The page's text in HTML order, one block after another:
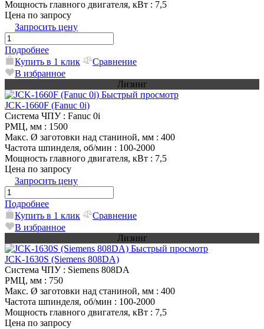
Мощность главного двигателя, кВт : 7,5
Цена по запросу
Запросить цену
Подробнее
Купить в 1 клик
Сравнение
В избранное
Лизинг
Быстрый просмотр
JCK-1660F (Fanuc 0i)
Система ЧПУ: Fanuc 0i
РМЦ, мм : 1500
Макс. Ø заготовки над станиной, мм : 400
Частота шпинделя, об/мин : 100-2000
Мощность главного двигателя, кВт : 7,5
Цена по запросу
Запросить цену
Подробнее
Купить в 1 клик
Сравнение
В избранное
Лизинг
Быстрый просмотр
JCK-1630S (Siemens 808DA)
Система ЧПУ: Siemens 808DA
РМЦ, мм : 750
Макс. Ø заготовки над станиной, мм : 400
Частота шпинделя, об/мин : 100-2000
Мощность главного двигателя, кВт : 7,5
Цена по запросу